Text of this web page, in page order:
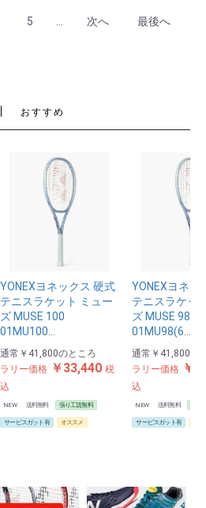
る カートへ進む
5 次へ 最後へ
おすすめ
YONEXヨネックス 硬式
テニスラケット ミュー
ズ MUSE 100
01MU100…
通常 ￥41,800のところ
ラリー価格 ￥33,440税
込
NEW 送料無料 張り工賃無料
サービスガット有 オススメ
YONEXヨネッ
テニスラケッ
ズ MUSE 98
01MU98(6…
通常 ￥41,800
ラリー価格 ￥
込
NEW 送料無料
サービスガット有